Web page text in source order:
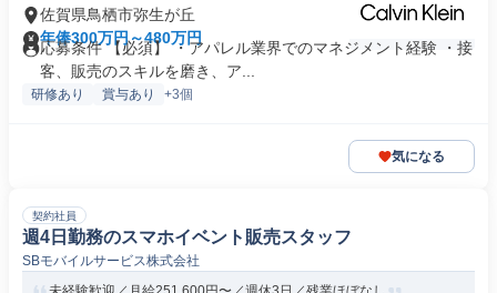
佐賀県鳥栖市弥生が丘
年俸300万円～480万円
応募条件 【必須】 ・アパレル業界でのマネジメント経験 ・接
客、販売のスキルを磨き、ア...
研修あり 賞与あり +3個
気になる
契約社員
週4日勤務のスマホイベント販売スタッフ
SBモバイルサービス株式会社